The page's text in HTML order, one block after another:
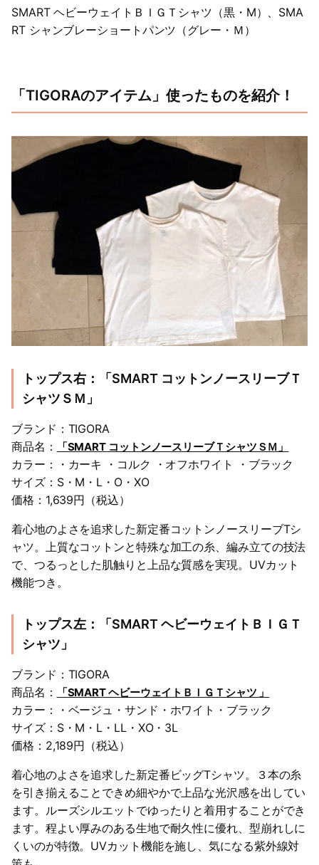
SMART ヘビーウェイトＢＩＧＴシャツ（黒・M）、SMA
RT シャンブレーショートパンツ（グレー・Ｍ）
「TIGORAのアイテム」使ったものを紹介！
トップス右：「SMART コットンノースリーブＴ
シャツＳＭ」
ブランド：TIGORA
商品名：
「SMART コットンノースリーブＴシャツＳＭ」
カラー：・カーキ ・コルク ・オフホワイト ・ブラック
サイズ：S・M・L・O・XO
価格：1,639円（税込）
着心地のよさを追求した新定番コットンノースリーブTシ
ャツ。上質なコットンと特殊な加工の糸、編み立ての技法
で、つるっとした肌触りと上品な質感を実現。UVカット
機能つき。
トップス左：「SMART ヘビーウェイトＢＩＧＴ
シャツ」
ブランド：TIGORA
商品名：
「SMART ヘビーウェイトＢＩＧＴシャツ 」
カラー：・ベージュ・サンド・ホワイト・ブラック
サイズ：S・M・L・LL・XO・3L
価格：2,189円（税込）
着心地のよさを追求した新定番ビッグTシャツ。３本の糸
を引き揃えることできめ細やかで上品な光沢感を出してい
ます。ルーズシルエットでゆったりと着用することができ
ます。程よい厚みのある生地で耐久性に優れ、型崩れしに
くいのが特徴。UVカット機能を施し、気になる紫外線対